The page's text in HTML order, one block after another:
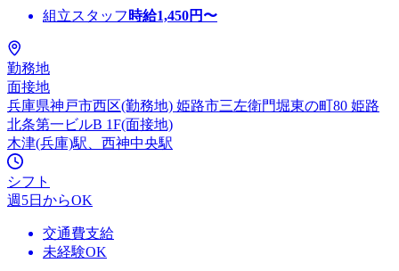
組立スタッフ 時給1,450円〜
勤務地
面接地
兵庫県神戸市西区(勤務地) 姫路市三左衛門堀東の町80 姫路
北条第一ビルB 1F(面接地)
木津(兵庫)駅、西神中央駅
シフト
週5日からOK
交通費支給
未経験OK